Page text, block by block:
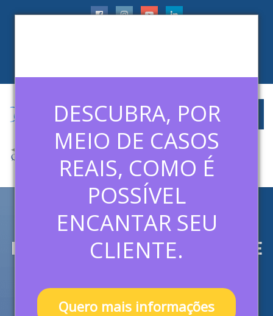
DESCUBRA, POR
MEIO DE CASOS
REAIS, COMO É
POSSÍVEL
ENCANTAR SEU
CLIENTE.
Quero mais informações
ETAPAS DO PROCESSO DE
RECRUTAMENTO: ATRAÇÃO E
AVALIAÇÃO [AULA 4 –
MÓDULO 5]